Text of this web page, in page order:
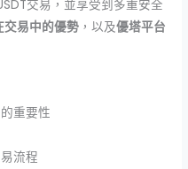
交易，並享受到多重安全
交易中的優勢 ，以及優塔平台
重要性
流程